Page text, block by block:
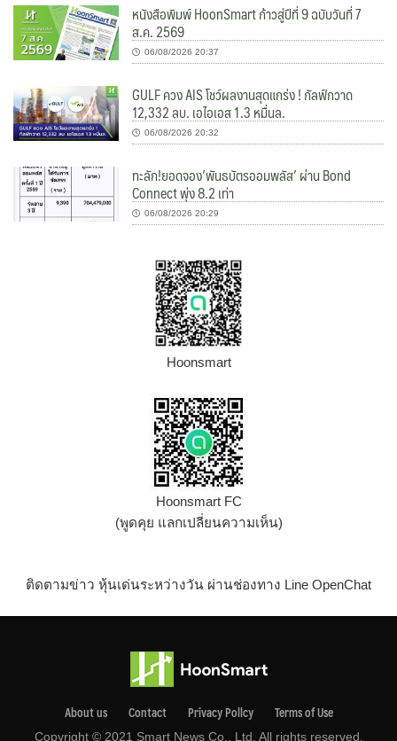
หนังสือพิมพ์ HoonSmart ก้าวสู่ปีที่ 9 ฉบับวันที่ 7
ส.ค. 2569
06/08/2026 20:37
GULF ควง AIS โชว์ผลงานสุดแกร่ง ! กัลฟ์กวาด
12,332 ลบ. เอไอเอส 1.3 หมื่นล.
06/08/2026 20:32
ทะลัก!ยอดจอง’พันธบัตรออมพลัส’ ผ่าน Bond
Connect พุ่ง 8.2 เท่า
06/08/2026 20:29
Hoonsmart
Hoonsmart FC
(พูดคุย แลกเปลี่ยนความเห็น)
ติดตามข่าว หุ้นเด่นระหว่างวัน ผ่านช่องทาง Line OpenChat
About us Contact Privacy Pollcy Terms of Use
Copyright © 2021 Smart News Co., Ltd. All rights reserved.